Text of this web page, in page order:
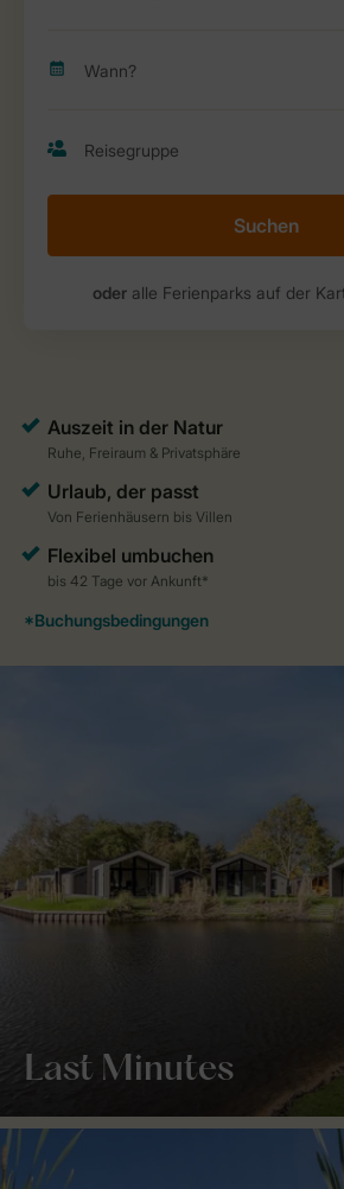
Suchen
oderalle Ferienparks auf der
Last Minutes